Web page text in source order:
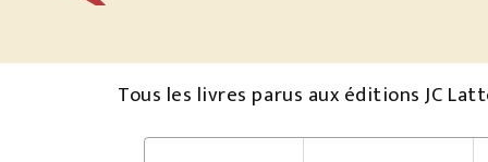
Tous les livres parus aux éditions JC